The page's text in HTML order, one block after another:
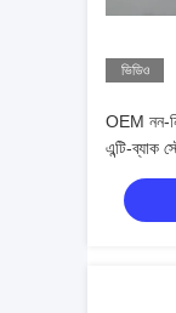
ভিডিও
OEM নন-
এন্টি-ব্যাক